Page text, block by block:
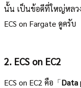
นั้น เป็นข้อดีที่ใหญ่หลวง
ECS on Fargate ดูครับ
2. ECS on EC2
ECS on EC2 คือ「Data